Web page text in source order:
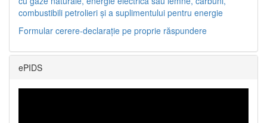
combustibili petrolieri și a suplimentului pentru energie
Formular cerere-declarație pe proprie răspundere
ePIDS